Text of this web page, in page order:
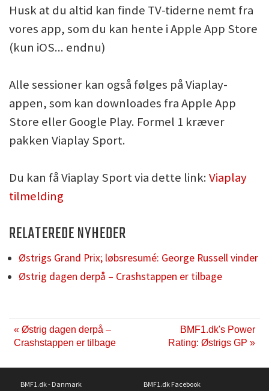
Husk at du altid kan finde TV-tiderne nemt fra
vores app, som du kan hente i Apple App Store
(kun iOS... endnu)
Alle sessioner kan også følges på Viaplay-
appen, som kan downloades fra Apple App
Store eller Google Play. Formel 1 kræver
pakken Viaplay Sport.
Du kan få Viaplay Sport via dette link:Viaplay
tilmelding
RELATEREDE NYHEDER
Østrigs Grand Prix; løbsresumé: George Russell vinder
Østrig dagen derpå – Crashstappen er tilbage
« Østrig dagen derpå –
Crashstappen er tilbage
BMF1.dk's Power
Rating: Østrigs GP »
BMF1.dk - Danmark
BMF1.dk Facebook